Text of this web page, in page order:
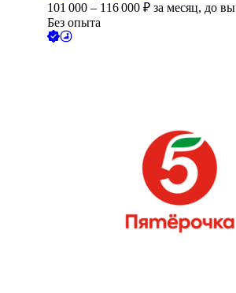
101 000 – 116 000 ₽ за месяц, до
Без опыта